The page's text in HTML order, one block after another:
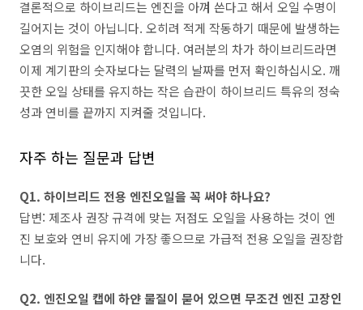
결론적으로 하이브리드는 엔진을 아껴 쓴다고 해서 오일 수명이
길어지는 것이 아닙니다. 오히려 적게 작동하기 때문에 발생하는
오염의 위험을 인지해야 합니다. 여러분의 차가 하이브리드라면
이제 계기판의 숫자보다는 달력의 날짜를 먼저 확인하십시오. 깨
끗한 오일 상태를 유지하는 작은 습관이 하이브리드 특유의 정숙
성과 연비를 끝까지 지켜줄 것입니다.
자주 하는 질문과 답변
Q1. 하이브리드 전용 엔진오일을 꼭 써야 하나요?
답변: 제조사 권장 규격에 맞는 저점도 오일을 사용하는 것이 엔
진 보호와 연비 유지에 가장 좋으므로 가급적 전용 오일을 권장합
니다.
Q2. 엔진오일 캡에 하얀 물질이 묻어 있으면 무조건 엔진 고장인